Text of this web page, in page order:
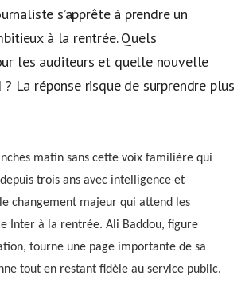
s’apprête à prendre un
à la rentrée. Quels
les auditeurs et quelle nouvelle
La réponse risque de surprendre plus
matin sans cette voix familière qui
trois ans avec intelligence et
changement majeur qui attend les
Inter à la rentrée. Ali Baddou, figure
tourne une page importante de sa
tout en restant fidèle au service public.